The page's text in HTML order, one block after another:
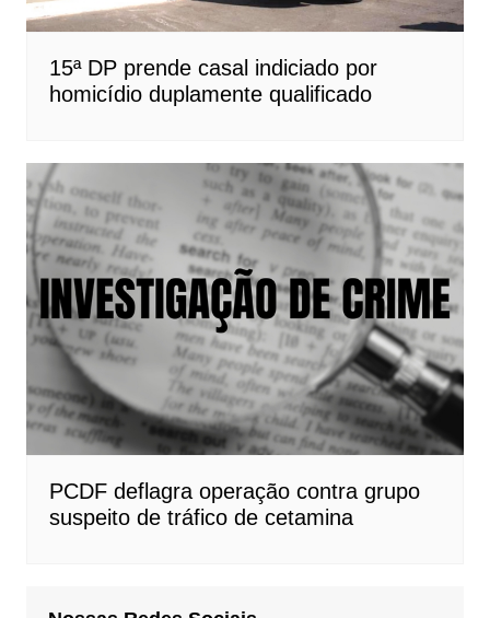
15ª DP prende casal indiciado por
homicídio duplamente qualificado
PCDF deflagra operação contra grupo
suspeito de tráfico de cetamina